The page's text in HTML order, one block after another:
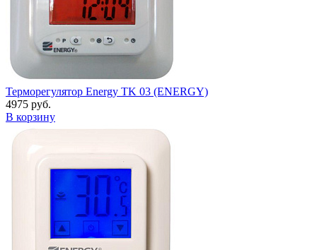
Терморегулятор Energy TK 03 (ENERGY)
4975 руб.
В корзину